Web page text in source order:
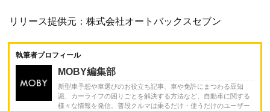
リリース提供元：株式会社オートバックスセブン
執筆者プロフィール
MOBY編集部
新型車予想や車選びのお役立ち記事、車や免許にまつわる豆知
識、カーライフの困りごとを解決する方法など、自動車に関する
様々な情報を発信。普段クルマは乗るだけ・使うだけのユーザー